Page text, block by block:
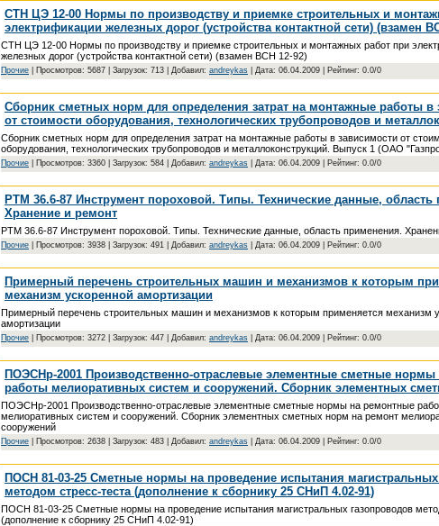
СТН ЦЭ 12-00 Нормы по производству и приемке строительных и
электрификации железных дорог (устройства контактной сети) (взамен
СТН ЦЭ 12-00 Нормы по производству и приемке строительных и монтажных работ при
железных дорог (устройства контактной сети) (взамен ВСН 12-92)
Пpoчиe | Просмотров: 5687 | Загрузок: 713 | Добавил: andreykas | Дата: 06.04.2009 | Рейтинг: 0.0/0
Сборник сметных норм для определения затрат на монтажные работы в
от стоимости оборудования, технологических трубопроводов и
Сборник сметных норм для определения затрат на монтажные работы в зависимости от
оборудования, технологических трубопроводов и металлоконструкций. Выпуск 1 (ОАО
Пpoчиe | Просмотров: 3360 | Загрузок: 584 | Добавил: andreykas | Дата: 06.04.2009 | Рейтинг: 0.0/0
РТМ 36.6-87 Инструмент пороховой. Типы. Технические данные, область
Хранение и ремонт
РТМ 36.6-87 Инструмент пороховой. Типы. Технические данные, область применения.
Пpoчиe | Просмотров: 3938 | Загрузок: 491 | Добавил: andreykas | Дата: 06.04.2009 | Рейтинг: 0.0/0
Примерный перечень строительных машин и механизмов к которым
механизм ускоренной амортизации
Примерный перечень строительных машин и механизмов к которым применяется механизм
амортизации
Пpoчиe | Просмотров: 3272 | Загрузок: 447 | Добавил: andreykas | Дата: 06.04.2009 | Рейтинг: 0.0/0
ПОЭСНр-2001 Производственно-отраслевые элементные сметные
работы мелиоративных систем и сооружений. Сборник элементных
ПОЭСНр-2001 Производственно-отраслевые элементные сметные нормы на ремонтные
мелиоративных систем и сооружений. Сборник элементных сметных норм на ремонт
сооружений
Пpoчиe | Просмотров: 2638 | Загрузок: 483 | Добавил: andreykas | Дата: 06.04.2009 | Рейтинг: 0.0/0
ПОСН 81-03-25 Сметные нормы на проведение испытания магистральных
методом стресс-теста (дополнение к сборнику 25 СНиП 4.02-91)
ПОСН 81-03-25 Сметные нормы на проведение испытания магистральных газопроводов
(дополнение к сборнику 25 СНиП 4.02-91)